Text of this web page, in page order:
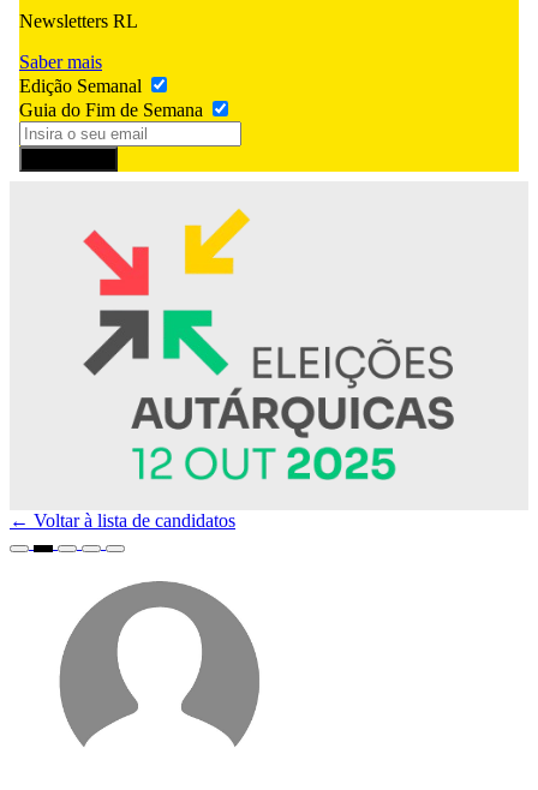
Newsletters RL
Saber mais
Edição Semanal
Guia do Fim de Semana
← Voltar à lista de candidatos